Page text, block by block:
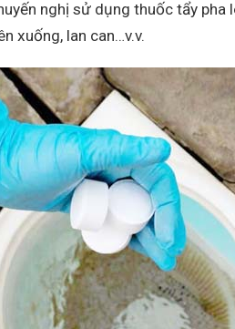
nghị sử dụng thuốc tẩy
xuống, lan can…v.v.